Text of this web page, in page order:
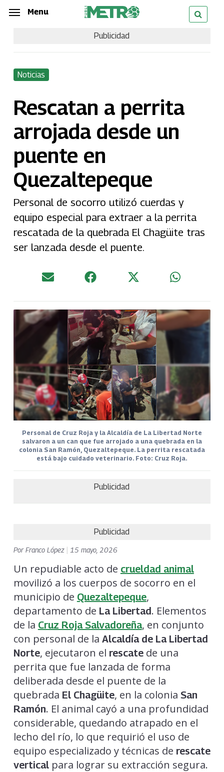
Skip
content
Menu
Publicidad
Noticias
Rescatan a perrita
arrojada desde un
puente en
Quezaltepeque
Personal de socorro utilizó cuerdas y
equipo especial para extraer a la perrita
rescatada de la quebrada El Chagüite tras
ser lanzada desde el puente.
Personal de Cruz Roja y la Alcaldía de La Libertad Norte
salvaron a un can que fue arrojado a una quebrada en la
colonia San Ramón, Quezaltepeque. La perrita rescatada
está bajo cuidado veterinario. Foto: Cruz Roja.
Publicidad
Publicidad
PorFranco López 15 mayo, 2026
Un repudiable acto de crueldad animal
movilizó a los cuerpos de socorro en el
municipio de Quezaltepeque,
departamento de La Libertad. Elementos
de la Cruz Roja Salvadoreña, en conjunto
con personal de la Alcaldía de La Libertad
Norte, ejecutaron el rescatede una
perrita que fue lanzada de forma
deliberada desde el puente de la
quebrada El Chagüite, en la colonia San
Ramón. El animal cayó a una profundidad
considerable, quedando atrapado en el
lecho del río, lo que requirió el uso de
equipo especializado y técnicas de rescate
verticalpara lograr su extracción segura.
Menu